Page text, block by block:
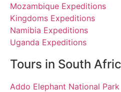
Mozambique Expeditions
Kingdoms Expeditions
Namibia Expeditions
Uganda Expeditions
Tours in South
Addo Elephant National Park